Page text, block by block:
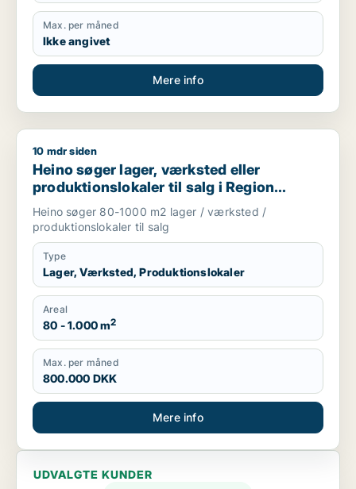
Max. per måned
Ikke angivet
Mere info
Heino søger lager, værksted eller produktionslokaler til salg
10 mdr siden
Heino søger lager, værksted eller
produktionslokaler til salg i Region
Sjælland
Heino søger 80-1000 m2 lager / værksted /
produktionslokaler til salg
Type
Lager, Værksted, Produktionslokaler
Areal
80 - 1.000 m2
Max. per måned
800.000 DKK
Mere info
UDVALGTE KUNDER